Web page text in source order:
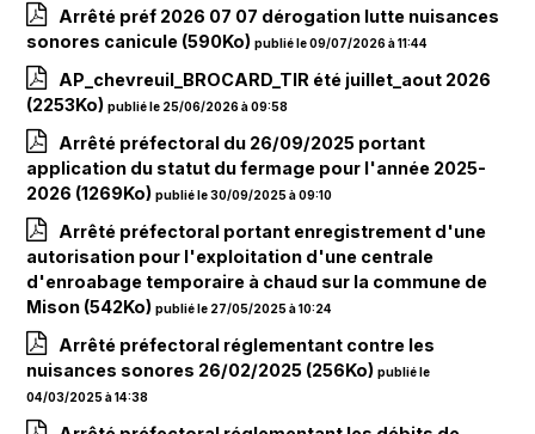
Arrêté préf 2026 07 07 dérogation lutte nuisances
sonores canicule (590Ko)publié le 09/07/2026 à 11:44
AP_chevreuil_BROCARD_TIR été juillet_aout 2026
(2253Ko)publié le 25/06/2026 à 09:58
Arrêté préfectoral du 26/09/2025 portant
application du statut du fermage pour l'année 2025-
2026 (1269Ko)publié le 30/09/2025 à 09:10
Arrêté préfectoral portant enregistrement d'une
autorisation pour l'exploitation d'une centrale
d'enroabage temporaire à chaud sur la commune de
Mison (542Ko)publié le 27/05/2025 à 10:24
Arrêté préfectoral réglementant contre les
nuisances sonores 26/02/2025 (256Ko)publié le
04/03/2025 à 14:38